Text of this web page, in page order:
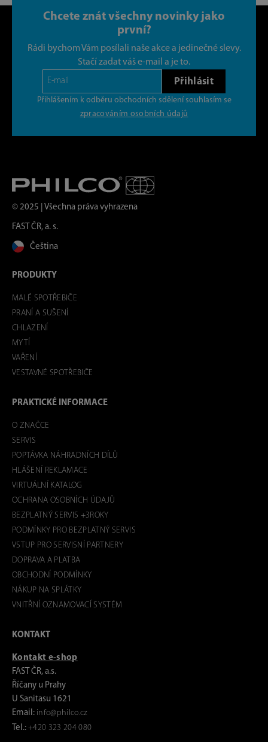
Chcete znát všechny novinky jako
první?
Rádi bychom Vám posílali naše akce a jedinečné slevy.
Stačí zadat váš e-mail a je to.
Přihlásit
Přihlášením k odběru obchodních sdělení souhlasím se
zpracováním osobních údajů
© 2025 | Všechna práva vyhrazena
FAST ČR, a. s.
Čeština
PRODUKTY
MALÉ SPOTŘEBIČE
PRANÍ A SUŠENÍ
CHLAZENÍ
MYTÍ
VAŘENÍ
VESTAVNÉ SPOTŘEBIČE
PRAKTICKÉ INFORMACE
O ZNAČCE
SERVIS
POPTÁVKA NÁHRADNÍCH DÍLŮ
HLÁŠENÍ REKLAMACE
VIRTUÁLNÍ KATALOG
OCHRANA OSOBNÍCH ÚDAJŮ
BEZPLATNÝ SERVIS +3ROKY
PODMÍNKY PRO BEZPLATNÝ SERVIS
VSTUP PRO SERVISNÍ PARTNERY
DOPRAVA A PLATBA
OBCHODNÍ PODMÍNKY
NÁKUP NA SPLÁTKY
VNITŘNÍ OZNAMOVACÍ SYSTÉM
KONTAKT
Kontakt e-shop
FAST ČR, a.s.
Říčany u Prahy
U Sanitasu 1621
Email: info@philco.cz
Tel.: +420 323 204 080